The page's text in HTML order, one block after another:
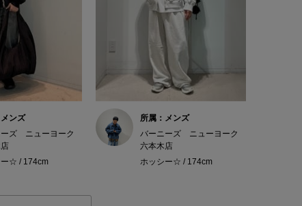
ンズ
ーズ ニューヨーク
ー☆ / 174cm
所属：メンズ
バーニーズ ニューヨーク
六本木店
ホッシー☆ / 174cm